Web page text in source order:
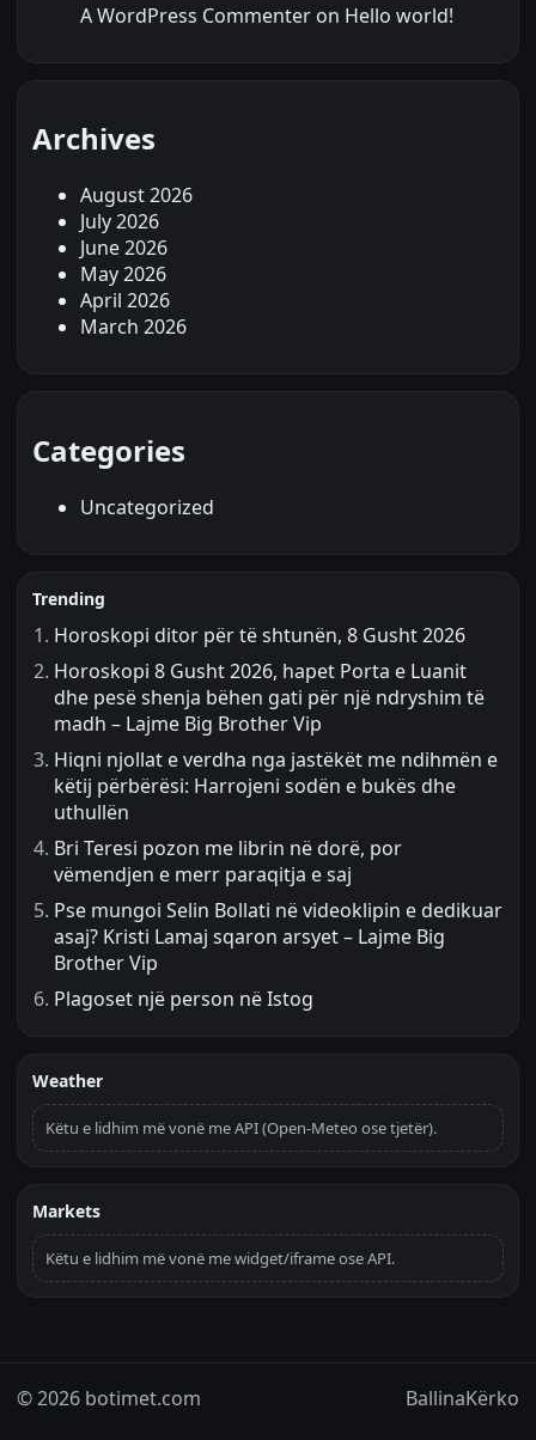
A WordPress Commenter on Hello world!
Archives
August 2026
July 2026
June 2026
May 2026
April 2026
March 2026
Categories
Uncategorized
Trending
Horoskopi ditor për të shtunën, 8 Gusht 2026
Horoskopi 8 Gusht 2026, hapet Porta e Luanit
dhe pesë shenja bëhen gati për një ndryshim të
madh – Lajme Big Brother Vip
Hiqni njollat e verdha nga jastëkët me ndihmën e
këtij përbërësi: Harrojeni sodën e bukës dhe
uthullën
Bri Teresi pozon me librin në dorë, por
vëmendjen e merr paraqitja e saj
Pse mungoi Selin Bollati në videoklipin e dedikuar
asaj? Kristi Lamaj sqaron arsyet – Lajme Big
Brother Vip
Plagoset një person në Istog
Weather
Këtu e lidhim më vonë me API (Open-Meteo ose tjetër).
Markets
Këtu e lidhim më vonë me widget/iframe ose API.
© 2026 botimet.com BallinaKërko